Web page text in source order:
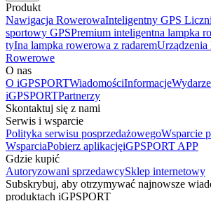
Produkt
Nawigacja RowerowaInteligentny GPS
sportowy GPSPremium inteligentna lampka
tyIna lampka rowerowa z radaremUrządzenia
Rowerowe
O nas
O iGPSPORTWiadomościInformacje
iGPSPORTPartnerzy
Skontaktuj się z nami
Serwis i wsparcie
Polityka serwisu posprzedażowegoWsparcie
WsparciaPobierz aplikacjęiGPSPORT APP
Gdzie kupić
Autoryzowani sprzedawcySklep internetowy
Subskrybuj, aby otrzymywać najnowsze
produktach iGPSPORT